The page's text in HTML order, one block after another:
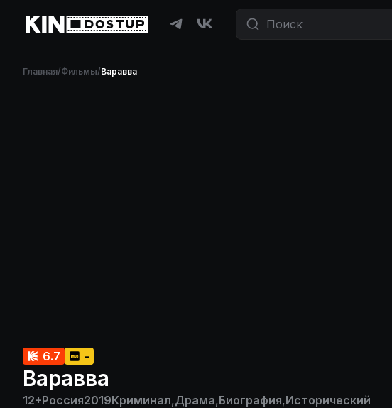
Главная/Фильмы/Варавва
6.7 -
Варавва
12+Россия2019Криминал,Драма,Биография,Исторический